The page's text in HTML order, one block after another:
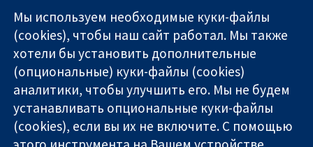
Надёжные
доказательства
11-13 Cavendish
Square
London
Связаться с
нами
Новости
Мы используем необходимые куки-файлы
(cookies), чтобы наш сайт работал. Мы также
хотели бы установить дополнительные
(опциональные) куки-файлы (cookies)
аналитики, чтобы улучшить его. Мы не будем
устанавливать опциональные куки-файлы
(cookies), если вы их не включите. С помощью